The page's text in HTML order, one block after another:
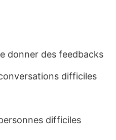
donner des feedbacks
difficiles
difficiles